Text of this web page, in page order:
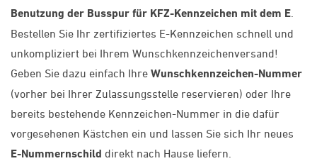
Benutzung der Busspur für KFZ-Kennzeichen mit dem E
Bestellen Sie Ihr zertifiziertes E-Kennzeichen schnell und
unkompliziert bei Ihrem Wunschkennzeichenversand!
Geben Sie dazu einfach Ihre Wunschkennzeichen-Nummer
(vorher bei Ihrer Zulassungsstelle reservieren) oder Ihre
bereits bestehende Kennzeichen-Nummer in die dafür
vorgesehenen Kästchen ein und lassen Sie sich Ihr neues
E-Nummernschild direkt nach Hause liefern.